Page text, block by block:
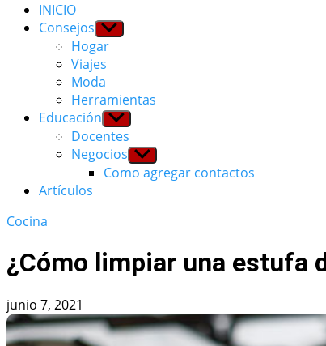
INICIO
Consejos Show
sub
menu
Hogar
Viajes
Moda
Herramientas
Educación Show
sub
menu
Docentes
Negocios Show
sub
menu
Como agregar contactos
Artículos
Cocina
¿Cómo limpiar una estufa
junio 7, 2021